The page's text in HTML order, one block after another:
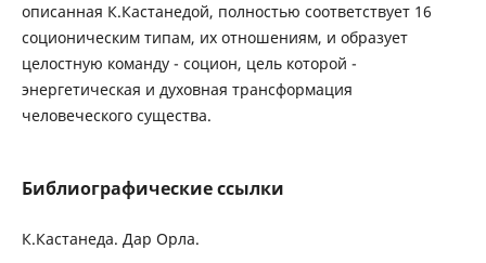
описанная К.Кастанедой, полностью соответствует 16
соционическим типам, их отношениям, и образует
целостную команду - социон, цель которой -
энергетическая и духовная трансформация
человеческого существа.
Библиографические ссылки
К.Кастанеда. Дар Орла.